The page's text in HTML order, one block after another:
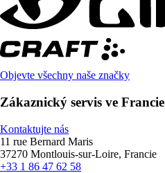
Objevte všechny naše značky
Zákaznický servis ve Francie
Kontaktujte nás
11 rue Bernard Maris
37270 Montlouis-sur-Loire, Francie
+33 1 86 47 62 58